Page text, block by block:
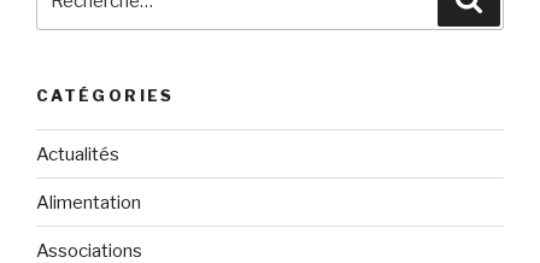
CATÉGORIES
Actualités
Alimentation
Associations